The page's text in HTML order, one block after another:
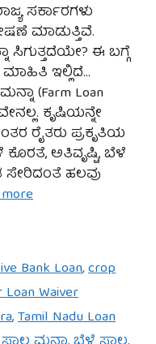
ಸರ್ಕಾರಗಳು
ಮಾಡುತ್ತಿವೆ.
ಸಿಗುತ್ತದೆಯೇ? ಈ ಬಗ್ಗೆ
ಮಾಹಿತಿ ಇಲ್ಲಿದೆ…
(Farm Loan
ಕೃಷಿಯನ್ನೇ
ರೈತರು ಪ್ರಕೃತಿಯ
ಅತಿವೃಷ್ಟಿ, ಬೆಳೆ
ಸೇರಿದಂತೆ ಹಲವು
Bank Loan,crop
Loan Waiver
,Tamil Nadu Loan